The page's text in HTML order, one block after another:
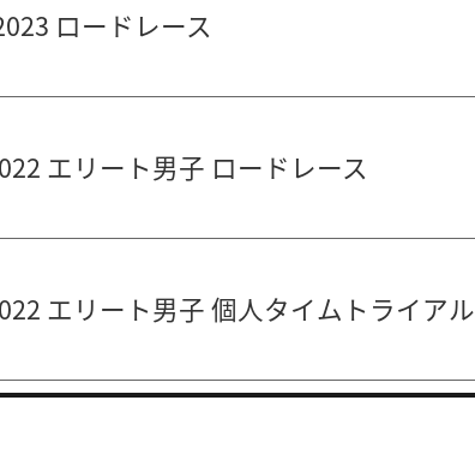
ロードレース
エリート男子 ロードレース
エリート男子 個人タイムトライアル